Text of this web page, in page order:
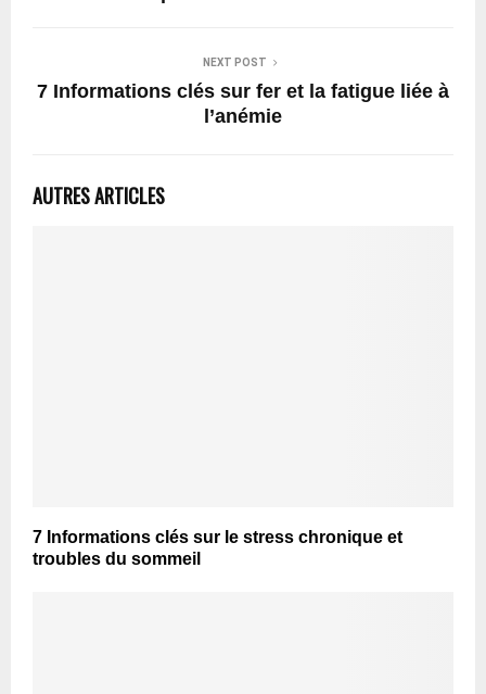
NEXT POST
7 Informations clés sur fer et la fatigue liée à
l’anémie
AUTRES ARTICLES
7 Informations clés sur le stress chronique et
troubles du sommeil